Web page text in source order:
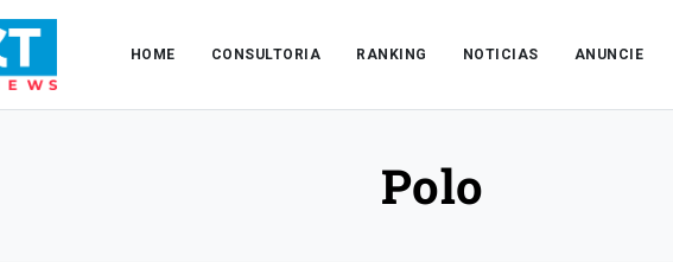
HOME CONSULTORIA RANKING NOTICIAS ANUNCIE
Polo